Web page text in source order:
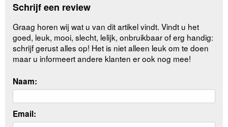
Schrijf een review
Graag horen wij wat u van dit artikel vindt. Vindt u het
goed, leuk, mooi, slecht, lelijk, onbruikbaar of erg handig:
schrijf gerust alles op! Het is niet alleen leuk om te doen
maar u informeert andere klanten er ook nog mee!
Naam:
Email: